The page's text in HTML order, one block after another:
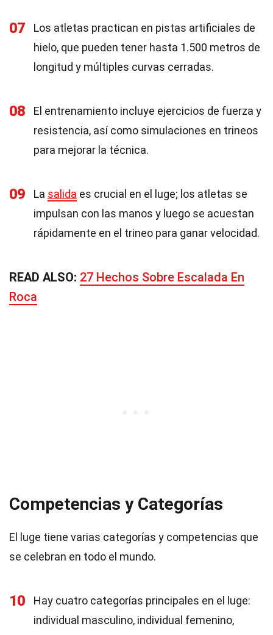
07
Los atletas practican en pistas artificiales de
hielo, que pueden tener hasta 1.500 metros de
longitud y múltiples curvas cerradas.
08
El entrenamiento incluye ejercicios de fuerza y
resistencia, así como simulaciones en trineos
para mejorar la técnica.
09 La salida es crucial en el luge; los atletas se
impulsan con las manos y luego se acuestan
rápidamente en el trineo para ganar velocidad.
READ ALSO: 27 Hechos Sobre Escalada En
Roca
Competencias y Categorías
El luge tiene varias categorías y competencias que
se celebran en todo el mundo.
10
Hay cuatro categorías principales en el luge:
individual masculino, individual femenino,